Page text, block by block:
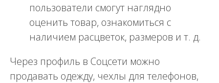
пользователи смогут наглядно
оценить товар, ознакомиться с
наличием расцветок, размеров и т. д.
Через профиль в Соцсети можно
продавать одежду, чехлы для телефонов,